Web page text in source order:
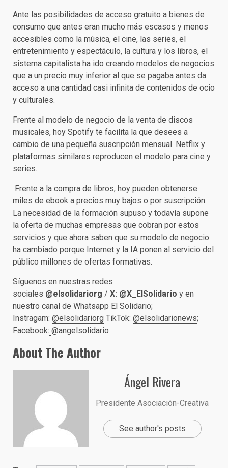
Ante las posibilidades de acceso gratuito a bienes de
consumo que antes eran mucho más escasos y menos
accesibles como la música, el cine, las series, el
entretenimiento y espectáculo, la cultura y los libros, el
sistema capitalista ha ido creando modelos de negocios
que a un precio muy inferior al que se pagaba antes da
acceso a una cantidad casi infinita de contenidos de ocio
y culturales.
Frente al modelo de negocio de la venta de discos
musicales, hoy Spotify te facilita la que desees a
cambio de una pequeña suscripción mensual. Netflix y
plataformas similares reproducen el modelo para cine y
series.
Frente a la compra de libros, hoy pueden obtenerse
miles de ebook a precios muy bajos o por suscripción.
La necesidad de la formación supuso y todavía supone
la oferta de muchas empresas que cobran por estos
servicios y que ahora saben que su modelo de negocio
ha cambiado porque Internet y la IA ponen al servicio del
público millones de ofertas formativas.
Síguenos en nuestras redes
sociales @elsolidariorg / X: @X_ElSolidario y en
nuestro canal de Whatsapp El Solidario;
Instragam: @elsolidariorg TikTok: @elsolidarionews;
Facebook: @angelsolidario
About The Author
Ángel Rivera
Presidente Asociación-Creativa
See author's posts